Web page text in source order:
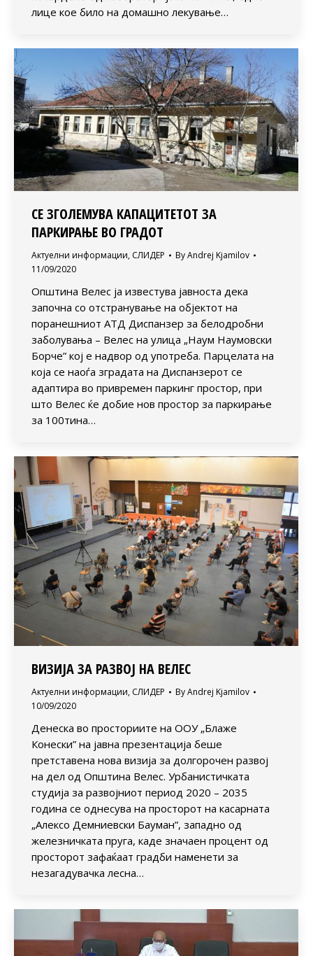
лице кое било на домашно лекување…
СЕ ЗГОЛЕМУВА КАПАЦИТЕТОТ ЗА
ПАРКИРАЊЕ ВО ГРАДОТ
Актуелни информации, СЛИДЕР ByAndrej Kjamilov
11/09/2020
Општина Велес ја известува јавноста дека
започна со отстранување на објектот на
поранешниот АТД Диспанзер за белодробни
заболувања – Велес на улица „Наум Наумовски
Борче” кој е надвор од употреба. Парцелата на
која се наоѓа зградата на Диспанзерот се
адаптира во привремен паркинг простор, при
што Велес ќе добие нов простор за паркирање
за 100тина…
ВИЗИЈА ЗА РАЗВОЈ НА ВЕЛЕС
Актуелни информации, СЛИДЕР ByAndrej Kjamilov
10/09/2020
Денеска во просториите на ООУ „Блаже
Конески” на јавна презентација беше
претставена нова визија за долгорочен развој
на дел од Општина Велес. Урбанистичката
студија за развојниот период 2020 – 2035
година се однесува на просторот на касарната
„Алексо Демниевски Бауман”, западно од
железничката пруга, каде значаен процент од
просторот зафаќаат градби наменети за
незагадувачка лесна…